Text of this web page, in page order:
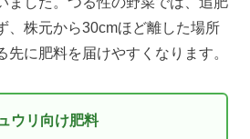
、株元から30cmほど離した場所
先に肥料を届けやすくなります。
ウリ向け肥料